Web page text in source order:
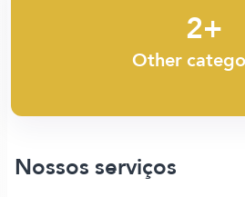
2+
Other
Nossos serviços